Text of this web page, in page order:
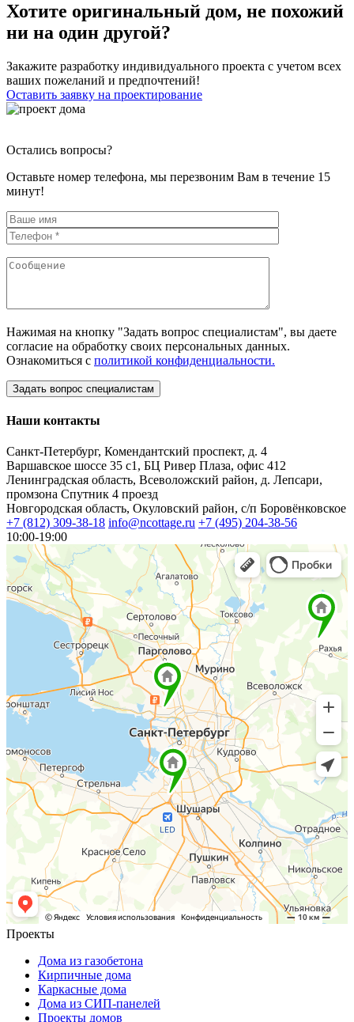
Хотите оригинальный дом, не похожий
ни на один другой?
Закажите разработку индивидуального проекта с учетом всех
ваших пожеланий и предпочтений!
Оставить заявку на проектирование
Остались вопросы?
Оставьте номер телефона, мы перезвоним Вам в течение 15
минут!
Нажимая на кнопку "Задать вопрос специалистам", вы даете
согласие на обработку своих персональных данных.
Ознакомиться с политикой конфиденциальности.
Наши контакты
Санкт-Петербург, Комендантский проспект, д. 4
Варшавское шоссе 35 с1, БЦ Ривер Плаза, офис 412
Ленинградская область, Всеволожский район, д. Лепсари,
промзона Спутник 4 проезд
Новгородская область, Окуловский район, с/п Боровёнковское
+7 (812) 309-38-18 info@ncottage.ru +7 (495) 204-38-56
10:00-19:00
Проекты
Дома из газобетона
Кирпичные дома
Каркасные дома
Дома из СИП-панелей
Проекты домов